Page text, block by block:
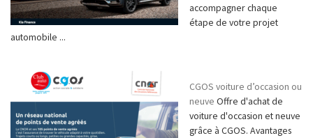
accompagner chaque
étape de votre projet
automobile ...
CGOS voiture d’occasion ou
neuve Offre d'achat de
voiture d'occasion et neuve
grâce à CGOS. Avantages